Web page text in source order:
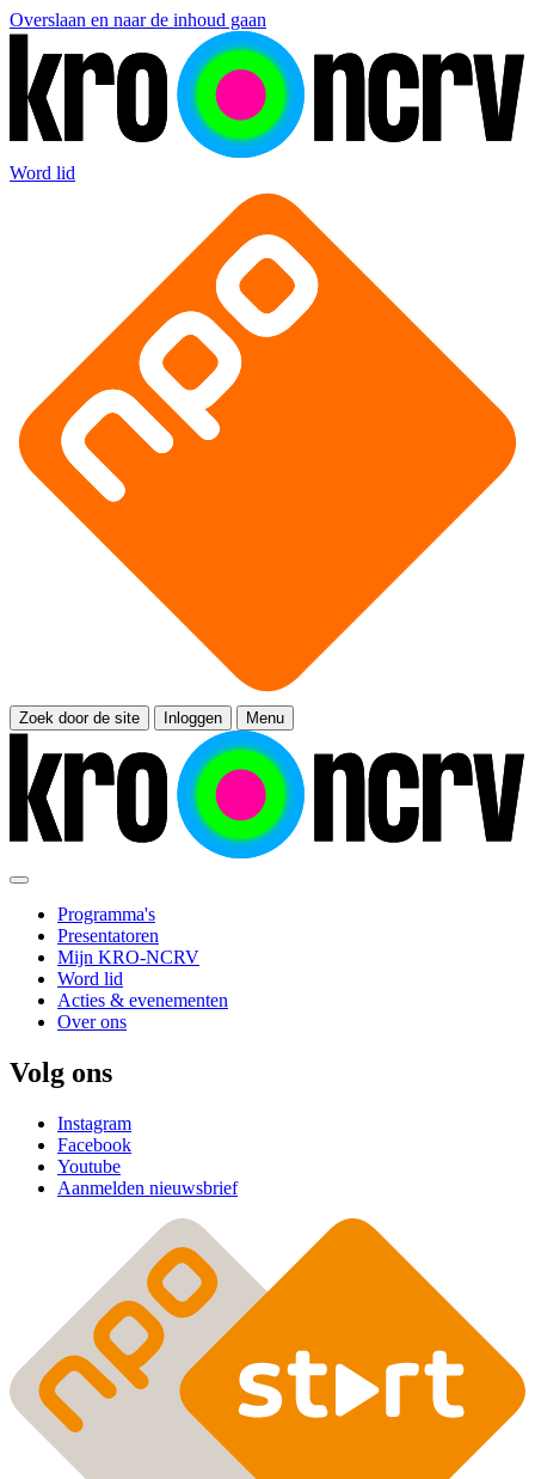
Overslaan en naar de inhoud gaan
Word lid
Zoek door de site Inloggen Menu
Programma's
Presentatoren
Mijn KRO-NCRV
Word lid
Acties & evenementen
Over ons
Volg ons
Instagram
Facebook
Youtube
Aanmelden nieuwsbrief